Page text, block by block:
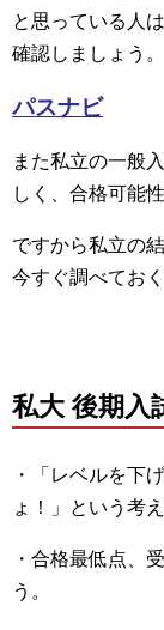
と思っている人
確認しましょう。
パスナビ
また私立の一般
しく、合格可能
ですから私立の
今すぐ調べてお
私大 後期入
・「レベルを下
ょ！」という考
・合格最低点、
う。